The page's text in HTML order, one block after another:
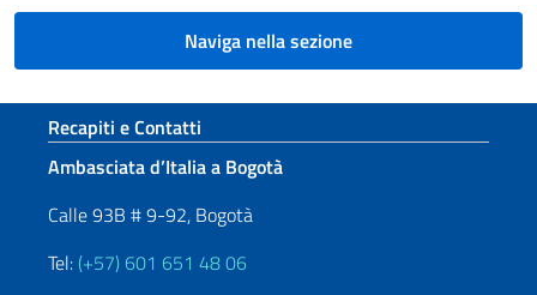
Naviga nella sezione
Sezione footer
Recapiti e Contatti
Ambasciata d’Italia a Bogotà
Calle 93B # 9-92, Bogotà
Tel: (+57) 601 651 48 06